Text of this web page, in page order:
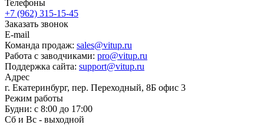
Телефоны
+7 (962) 315-15-45
Заказать звонок
E-mail
Команда продаж: sales@vitup.ru
Работа с заводчиками: pro@vitup.ru
Поддержка сайта: support@vitup.ru
Адрес
г. Екатеринбург, пер. Переходный, 8Б офис 3
Режим работы
Будни: с 8:00 до 17:00
Сб и Вс - выходной